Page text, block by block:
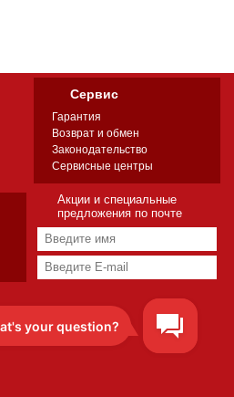
Сервис
Гарантия
Возврат и обмен
Законодательство
Сервисные центры
Акции и специальные
предложения по почте